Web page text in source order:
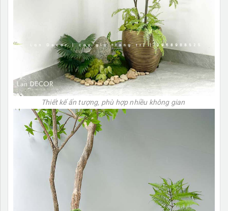
Thiết kế ấn tượng, phù hợp nhiều không gian